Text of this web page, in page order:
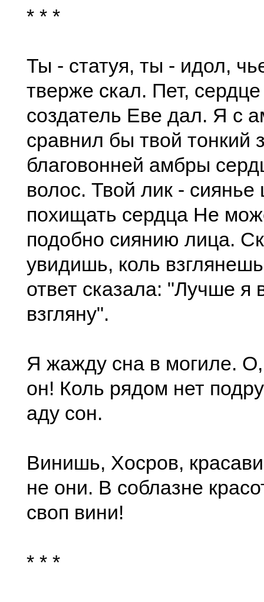
* * *
Ты - статуя, ты - идол,
тверже скал. Пет,
создатель Еве дал. Я с
сравнил бы твой тонкий
благовонней амбры
волос. Твой лик -
похищать сердца Не
подобно сиянию лица.
увидишь, коль
ответ сказала: "Лучше я
взгляну".
Я жажду сна в могиле. О,
он! Коль рядом нет
аду сон.
Винишь, Хосров,
не они. В соблазне
своп вини!
* * *